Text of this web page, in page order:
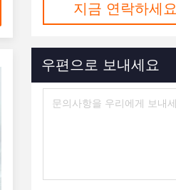
지금 연락하세요
우편으로 보내세요